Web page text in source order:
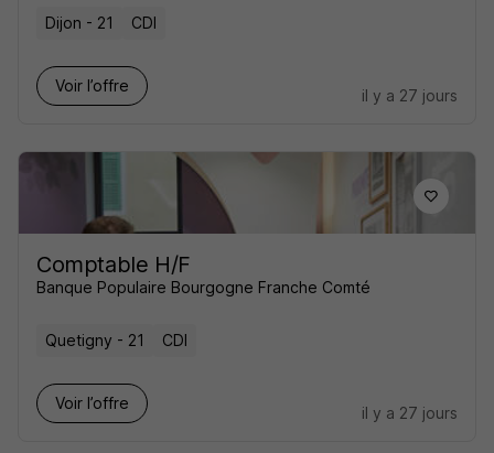
Dijon - 21 CDI
Voir l’offre
il y a 27 jours
Comptable H/F
Banque Populaire Bourgogne Franche Comté
Quetigny - 21 CDI
Voir l’offre
il y a 27 jours